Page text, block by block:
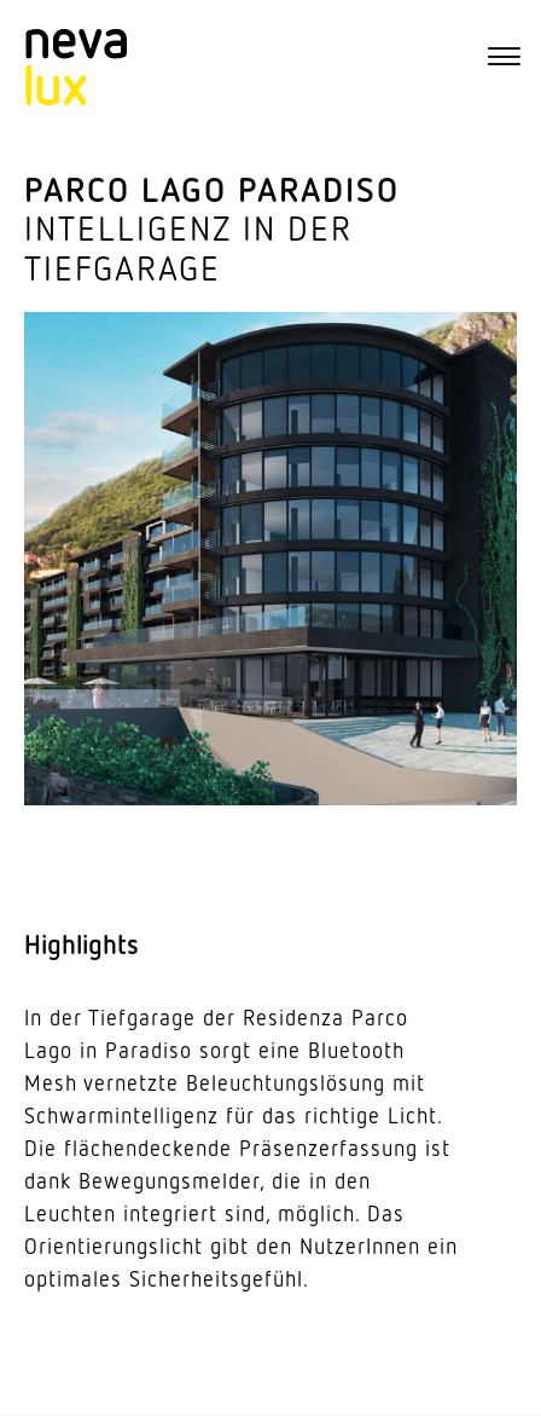
PARCO LAGO PARADISO
INTEL­LIGENZ IN DER
TIEFGARAGE
High­lights
In der Tief­garage der Resi­denza Parco
Lago in Paradiso sorgt eine Blue­tooth
Mesh vernetzte Beleuch­tungs­lösung mit
Schwarm­in­tel­ligenz für das richtige Licht.
Die flächen­de­ckende Präsen­zer­fassung ist
dank Bewe­gungs­melder, die in den
Leuchten inte­griert sind, möglich. Das
Orien­tie­rungs­licht gibt den Nutze­rInnen ein
opti­males Sicherheitsgefühl.